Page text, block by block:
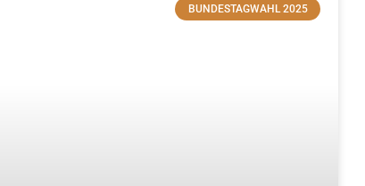
BUNDESTAGWAHL 2025